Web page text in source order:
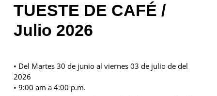
TUESTE DE CAFÉ /
Julio 2026
• Del Martes 30 de junio al viernes 03 de julio de del
2026
• 9:00 am a 4:00 p.m.